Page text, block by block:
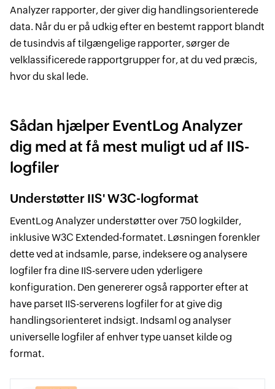
Analyzer rapporter, der giver dig handlingsorienterede
data. Når du er på udkig efter en bestemt rapport blandt
de tusindvis af tilgængelige rapporter, sørger de
velklassificerede rapportgrupper for, at du ved præcis,
hvor du skal lede.
Sådan hjælper EventLog Analyzer
dig med at få mest muligt ud af IIS-
logfiler
Understøtter IIS' W3C-logformat
EventLog Analyzer understøtter over 750 logkilder,
inklusive W3C Extended-formatet. Løsningen forenkler
dette ved at indsamle, parse, indeksere og analysere
logfiler fra dine IIS-servere uden yderligere
konfiguration. Den genererer også rapporter efter at
have parset IIS-serverens logfiler for at give dig
handlingsorienteret indsigt. Indsaml og analyser
universelle logfiler af enhver type uanset kilde og
format.